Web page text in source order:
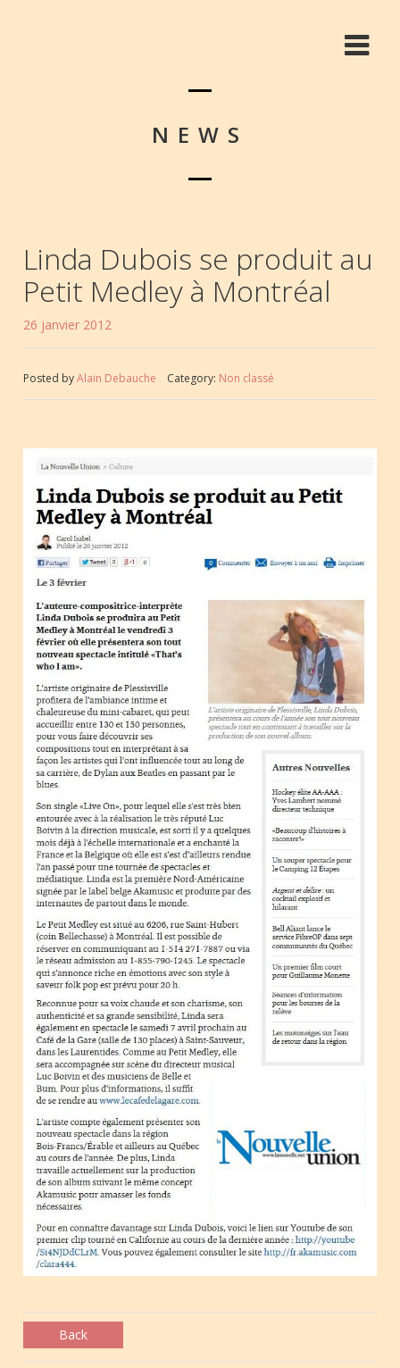
NEWS
Linda Dubois se produit au
Petit Medley à Montréal
26 janvier 2012
Posted byAlain Debauche Category: Non classé
Back